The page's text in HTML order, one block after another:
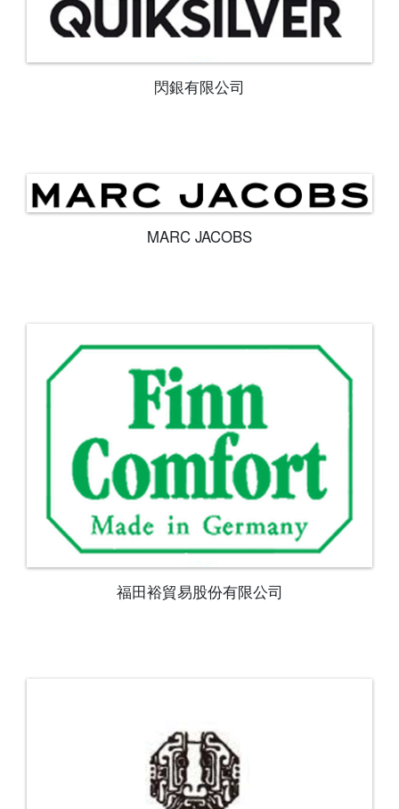
閃銀有限公司
MARC JACOBS
福田裕貿易股份有限公司